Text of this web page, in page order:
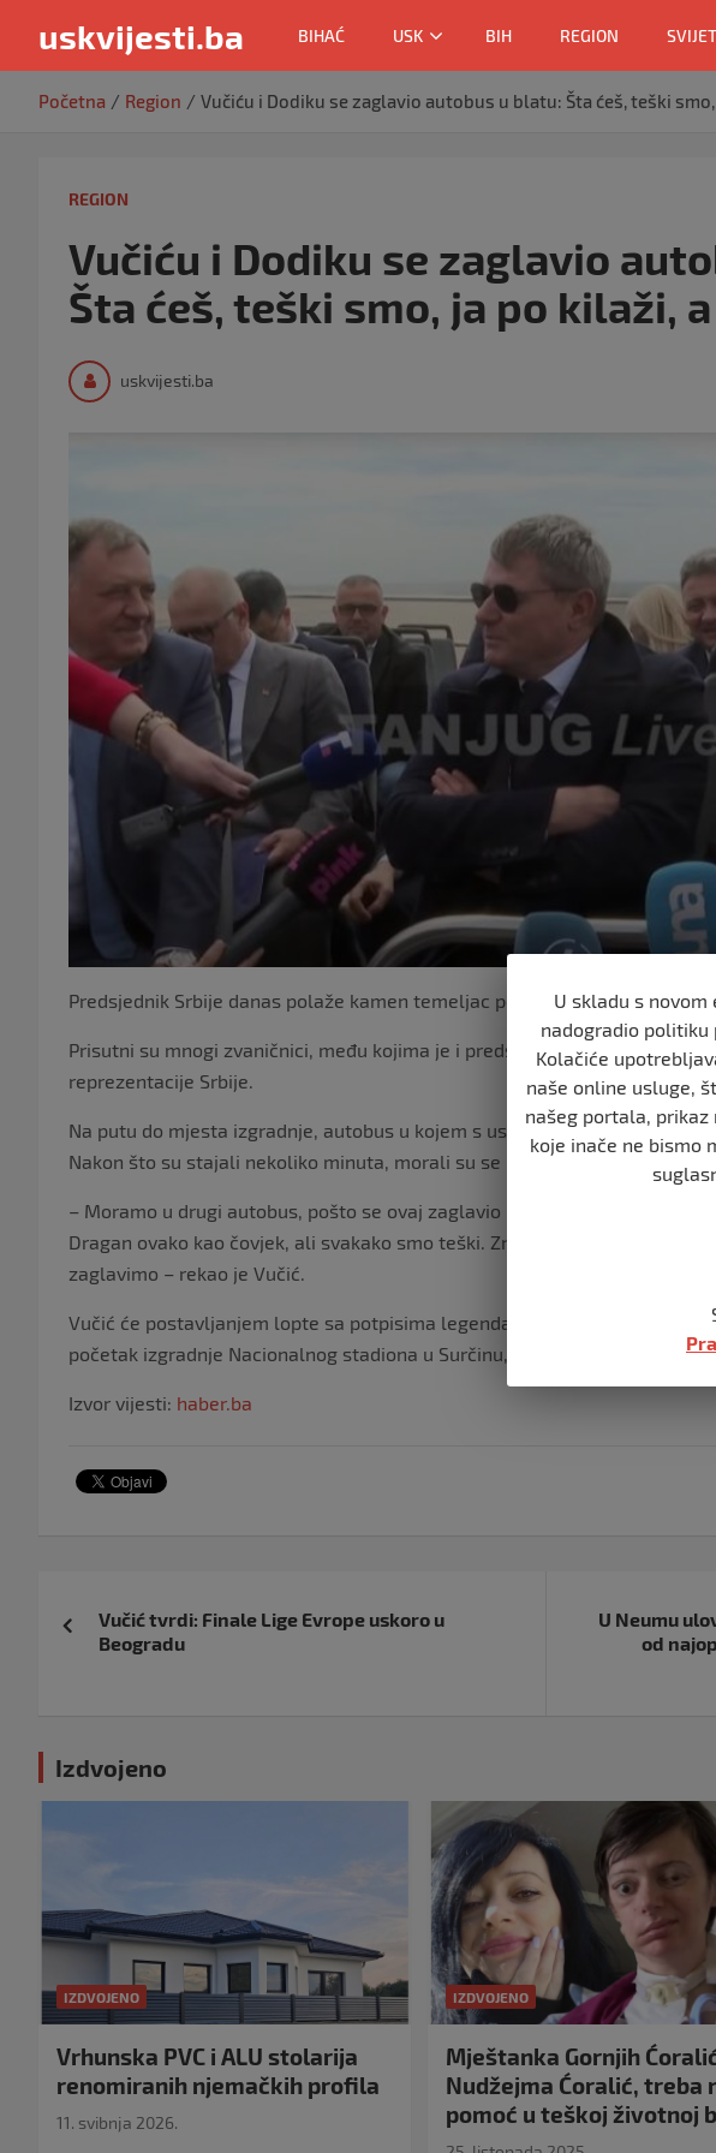
uskvijesti.ba BIHAĆ USK BIH REGION SVIJET
Početna Region Vučiću i Dodiku se zaglavio autobus u blatu: Šta ćeš, teški
REGION
Vučiću i Dodiku se zaglavio
Šta ćeš, teški smo, ja po kilaži,
uskvijesti.ba
Predsjednik Srbije danas polaže kamen temeljac povodom izgradnje
Prisutni su mnogi zvaničnici, među kojima je i predsjednik RS Milorad
reprezentacije Srbije.
Na putu do mjesta izgradnje, autobus u kojem s use nalazili Vučić, Dodik
Nakon što su stajali nekoliko minuta, morali su se prebaciti u drugi.
– Moramo u drugi autobus, pošto se ovaj zaglavio u blatu. Teški smo,
Dragan ovako kao čovjek, ali svakako smo teški. Znaš li koliko smo vode
zaglavimo – rekao je Vučić.
Vučić će postavljanjem lopte sa potpisima legendarnih igrača, ali i sa
početak izgradnje Nacionalnog stadiona u Surčinu, javlja Tanjug.
Izvor vijesti: haber.ba
objava
Vučić tvrdi: Finale Lige Evrope uskoro u
Beogradu
U Neumu
od
Izdvojeno
IZDVOJENO
Vrhunska PVC i ALU stolarija
renomiranih njemačkih profila
11. svibnja 2026.
IZDVOJENO
Mještanka Gornjih
Nudžejma Ćoralić, treba
pomoć u teškoj životnoj
U skladu s
nadogradio politiku
Kolačiće
naše online usluge,
našeg portala,
koje inače ne bismo